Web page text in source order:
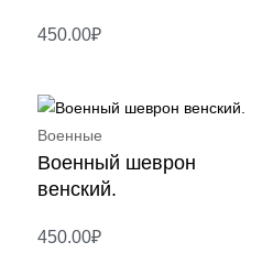
450.00₽
Военные
Военный шеврон
венский.
450.00₽